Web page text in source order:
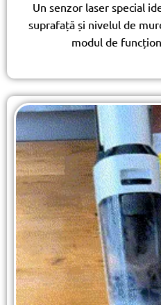
Un senzor laser special
suprafață și nivelul de
modul de